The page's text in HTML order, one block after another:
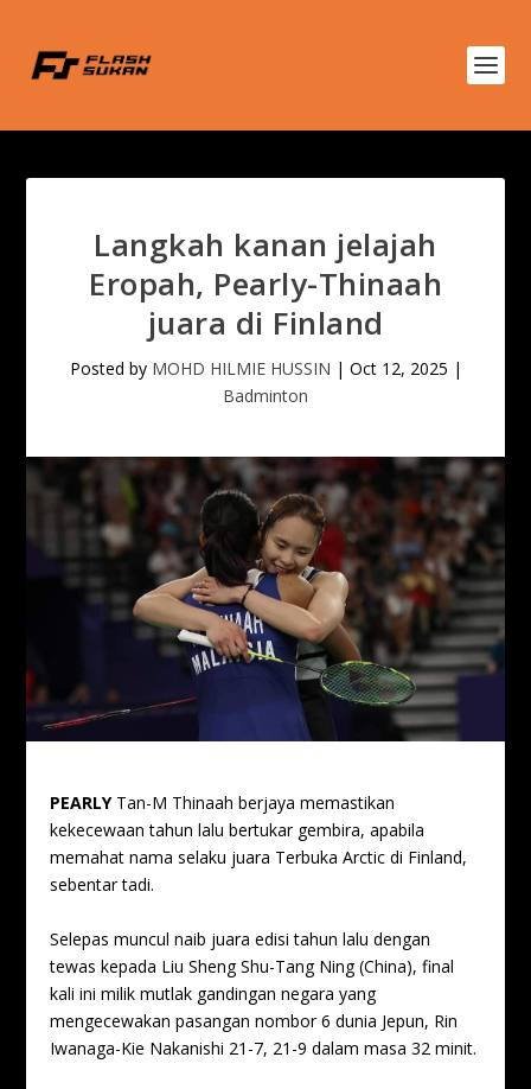
Langkah kanan jelajah
Eropah, Pearly-Thinaah
juara di Finland
Posted by MOHD HILMIE HUSSIN | Oct 12, 2025 |
Badminton
PEARLYTan-M Thinaah berjaya memastikan
kekecewaan tahun lalu bertukar gembira, apabila
memahat nama selaku juara Terbuka Arctic di Finland,
sebentar tadi.
Selepas muncul naib juara edisi tahun lalu dengan
tewas kepada Liu Sheng Shu-Tang Ning (China), final
kali ini milik mutlak gandingan negara yang
mengecewakan pasangan nombor 6 dunia Jepun, Rin
Iwanaga-Kie Nakanishi 21-7, 21-9 dalam masa 32 minit.